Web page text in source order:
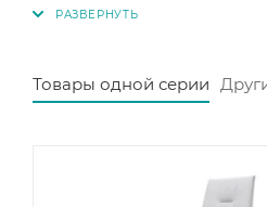
Товары одной серии